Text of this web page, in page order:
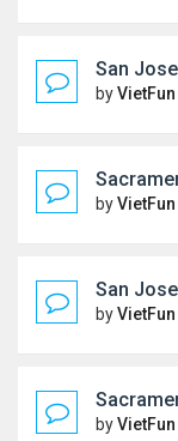
San
byVietFun
byVietFun
San
byVietFun
byVietFun